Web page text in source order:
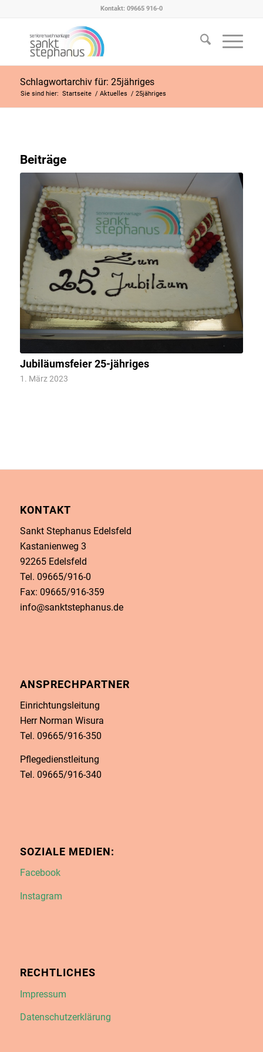
Kontakt: 09665 916-0
Schlagwortarchiv für: 25jähriges
Sie sind hier: Startseite / Aktuelles / 25jähriges
Beiträge
Jubiläumsfeier 25-jähriges
1. März 2023
KONTAKT
Sankt Stephanus Edelsfeld
Kastanienweg 3
92265 Edelsfeld
Tel. 09665/916-0
Fax: 09665/916-359
info@sanktstephanus.de
ANSPRECHPARTNER
Einrichtungsleitung
Herr Norman Wisura
Tel. 09665/916-350
Pflegedienstleitung
Tel. 09665/916-340
SOZIALE MEDIEN:
Facebook
Instagram
RECHTLICHES
Impressum
Datenschutzerklärung